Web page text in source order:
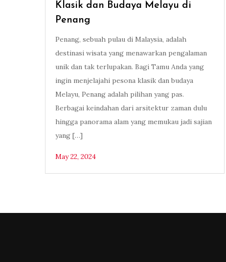
Klasik dan Budaya Melayu di
Penang
Penang, sebuah pulau di Malaysia, adalah
destinasi wisata yang menawarkan pengalaman
unik dan tak terlupakan. Bagi Tamu Anda yang
ingin menjelajahi pesona klasik dan budaya
Melayu, Penang adalah pilihan yang pas.
Berbagai keindahan dari arsitektur zaman dulu
hingga panorama alam yang memukau jadi sajian
yang […]
May 22, 2024